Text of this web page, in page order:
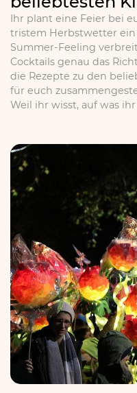
Ihr plant eine Feier bei
tristem Herbstwetter
Summer-Feeling
Cocktails genau das
die Rezepte zu den
für euch
Weil ihr wisst, auf was